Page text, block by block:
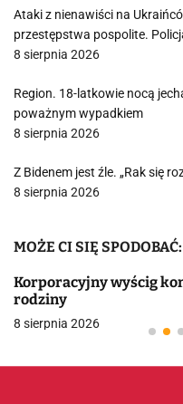
Ataki z nienawiści na
przestępstwa pospolite.
8 sierpnia 2026
Region. 18-latkowie nocą
poważnym wypadkiem
8 sierpnia 2026
Z Bidenem jest źle. „Rak się
8 sierpnia 2026
MOŻE CI SIĘ SPODOBAĆ:
Korporacyjny wyścig
rodziny
8 sierpnia 2026